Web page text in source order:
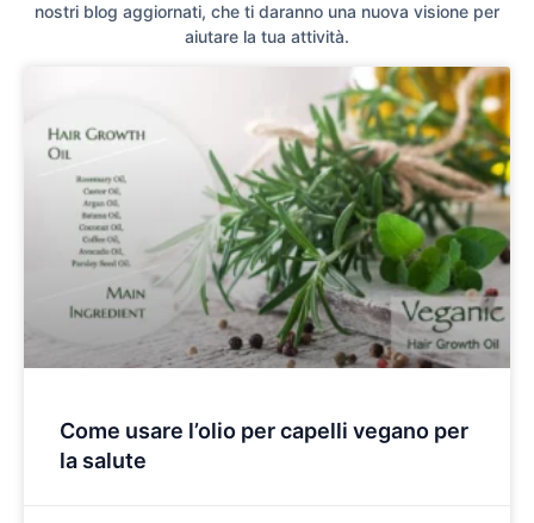
nostri blog aggiornati, che ti daranno una nuova visione per
aiutare la tua attività.
Come usare l’olio per capelli vegano per
la salute